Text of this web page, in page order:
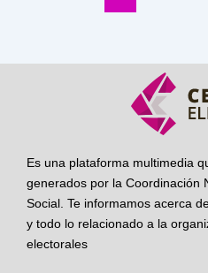
Es una plataforma multimedia
generados por la Coordinación
Social. Te informamos acerca
y todo lo relacionado a la
electorales